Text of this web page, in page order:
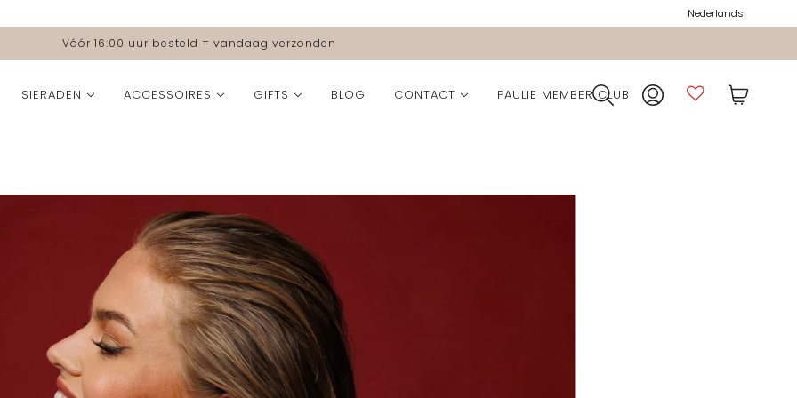
Nederlands
Vóór 16:00 uur besteld = vandaag verzonden
Grijs
Groen
Goud
Grande
SS '26 Collection
Party Collection
The Love Edit
Bolina Island x Paulie Pocket
Fall Icons Collection
All Time Favourites
Essential Elegance Collection
SIERADEN ACCESSOIRES GIFTS BLOG CONTACT PAULIE MEMBER CLUB